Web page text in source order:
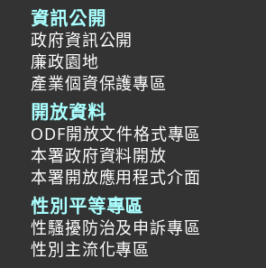
資訊公開
政府資訊公開
廉政園地
產業個資保護專區
開放資料
ODF開放文件格式專區
本署政府資料開放
本署開放應用程式介面
性別平等專區
性騷擾防治及申訴專區
性別主流化專區